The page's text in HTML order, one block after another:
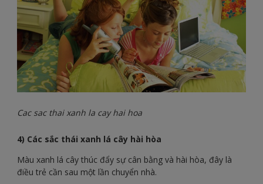
Cac sac thai xanh la cay hai hoa
4) Các sắc thái xanh lá cây hài hòa
Màu xanh lá cây thúc đẩy sự cân bằng và hài hòa, đây là
điều trẻ cần sau một lần chuyển nhà.